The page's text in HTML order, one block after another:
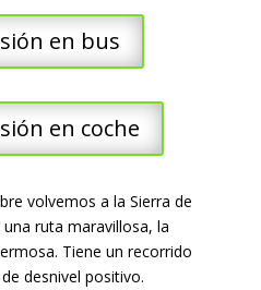
en bus
en coche
volvemos a la Sierra de
ruta maravillosa, la
Tiene un recorrido
desnivel positivo.